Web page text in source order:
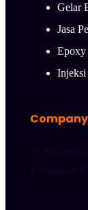
Gelar
Jasa
Epoxy
Injeksi